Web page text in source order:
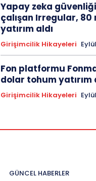
Yapay zeka
çalışan Irregular,
yatırım aldı
Girişimcilik Hikayeleri
Fon platformu
dolar tohum yatırım
Girişimcilik Hikayeleri
GÜNCEL HABERLER